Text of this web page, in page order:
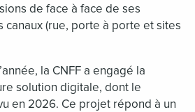
de face à face de ses
canaux (rue, porte à porte et sites
la CNFF a engagé la
solution digitale, dont le
en 2026. Ce projet répond à un